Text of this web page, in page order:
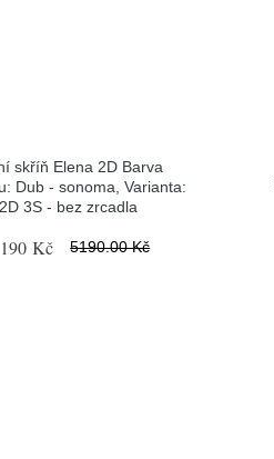
skříň Elena 2D Barva
Dub - sonoma, Varianta:
2D 3S - bez zrcadla
Kč 5190.00 Kč